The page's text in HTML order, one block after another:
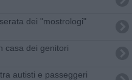
dei "mostrologi"
casa dei genitori
autisti e passeggeri